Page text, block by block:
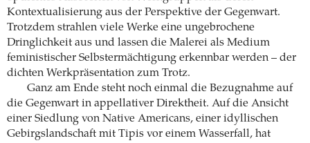
Kontextualisierung aus der Perspektive der Gegenwart.
Trotzdem strahlen viele Werke eine ungebrochene
Dringlichkeit aus und lassen die Malerei als Medium
feministischer Selbstermächtigung erkennbar werden – der
dichten Werkpräsentation zum Trotz.
Ganz am Ende steht noch einmal die Bezugnahme auf
die Gegenwart in appellativer Direktheit. Auf die Ansicht
einer Siedlung von Native Americans, einer idyllischen
Gebirgslandschaft mit Tipis vor einem Wasserfall, hat